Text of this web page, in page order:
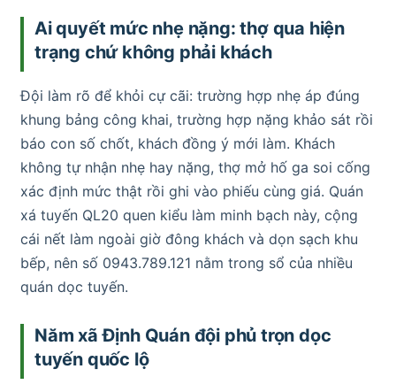
Ai quyết mức nhẹ nặng: thợ qua hiện
trạng chứ không phải khách
Đội làm rõ để khỏi cự cãi: trường hợp nhẹ áp đúng
khung bảng công khai, trường hợp nặng khảo sát rồi
báo con số chốt, khách đồng ý mới làm. Khách
không tự nhận nhẹ hay nặng, thợ mở hố ga soi cống
xác định mức thật rồi ghi vào phiếu cùng giá. Quán
xá tuyến QL20 quen kiểu làm minh bạch này, cộng
cái nết làm ngoài giờ đông khách và dọn sạch khu
bếp, nên số 0943.789.121 nằm trong sổ của nhiều
quán dọc tuyến.
Năm xã Định Quán đội phủ trọn dọc
tuyến quốc lộ